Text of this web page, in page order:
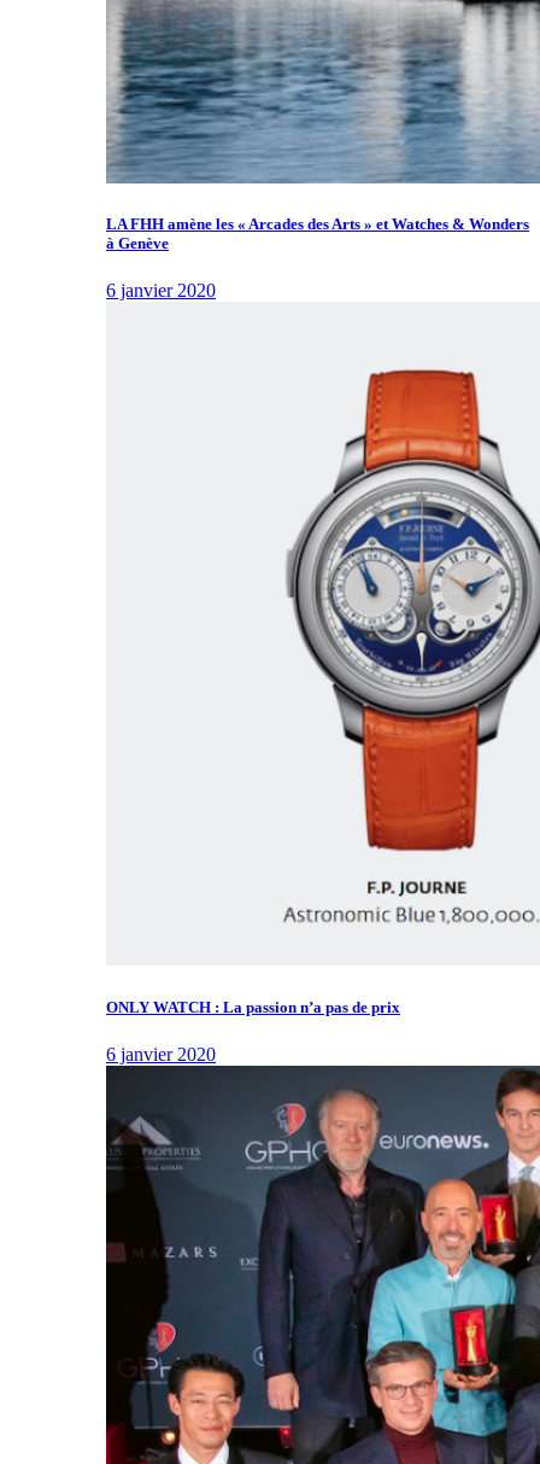
LA FHH amène les « Arcades des Arts » et Watches & Wonders
à Genève
6 janvier 2020
ONLY WATCH : La passion n’a pas de prix
6 janvier 2020